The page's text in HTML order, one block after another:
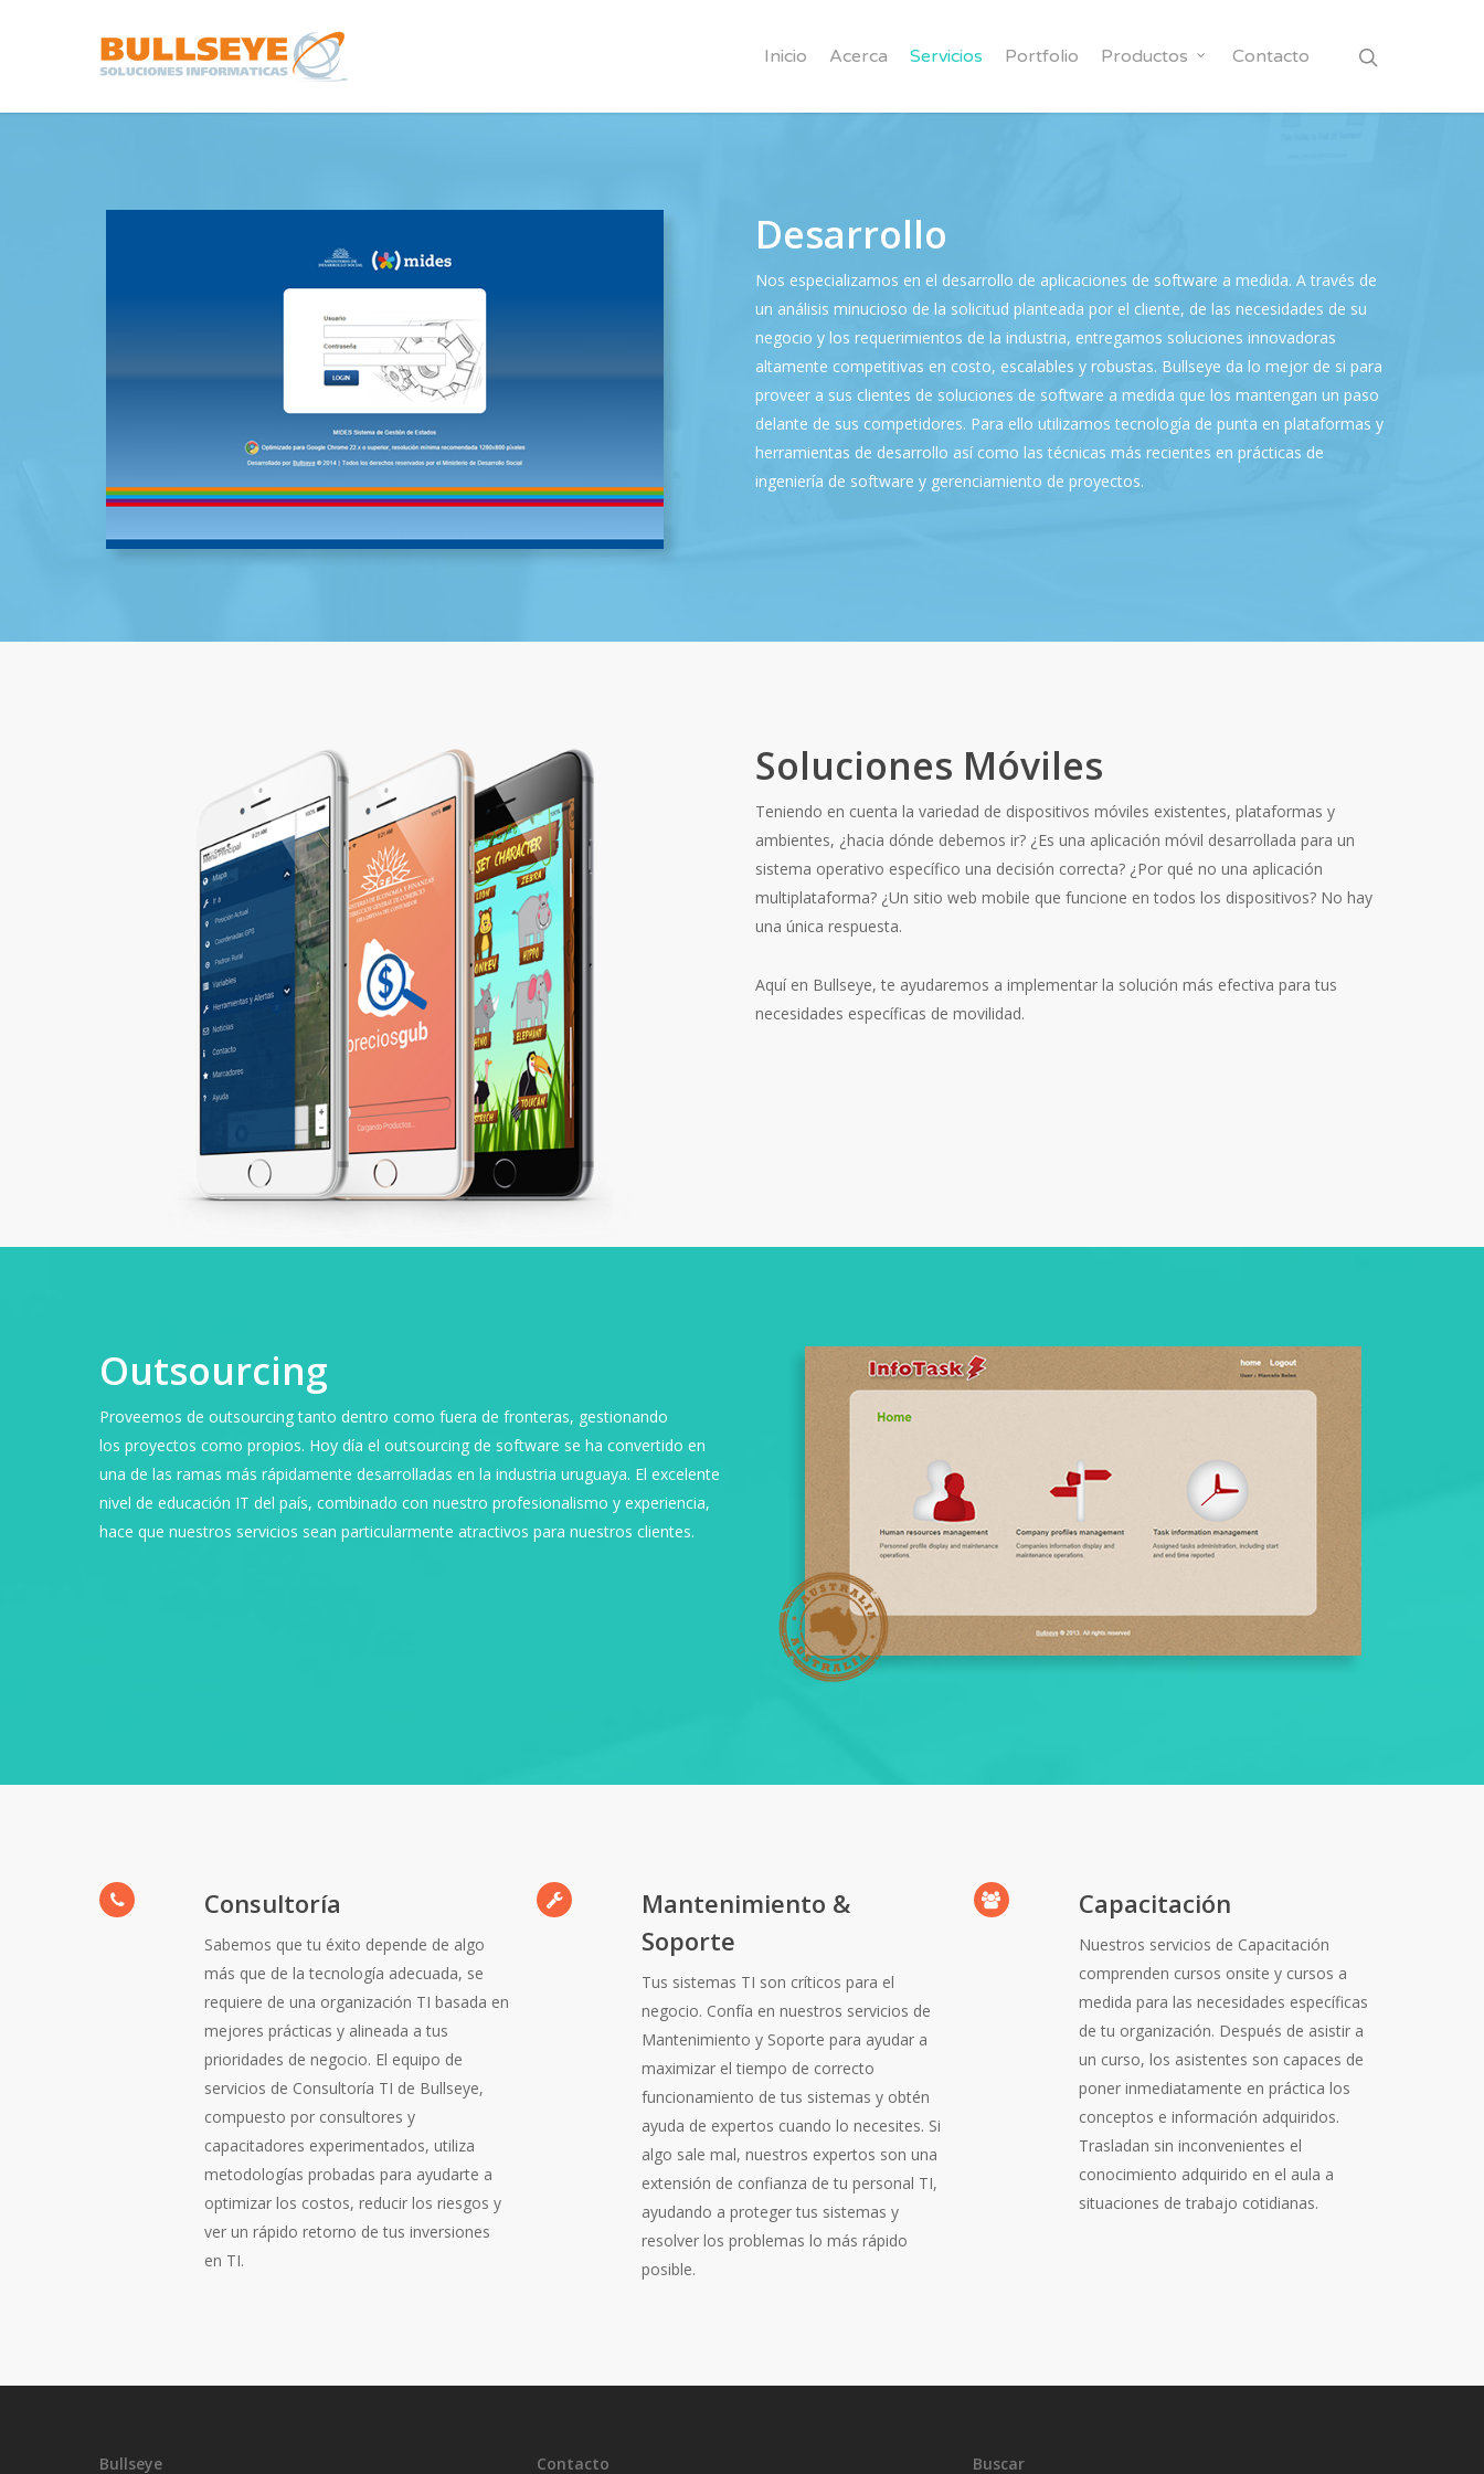
Inicio Acerca Servicios Portfolio Productos Contacto
Desarrollo
Nos especializamos en el desarrollo de aplicaciones de software a medida. A través de
un análisis minucioso de la solicitud planteada por el cliente, de las necesidades de su
negocio y los requerimientos de la industria, entregamos soluciones innovadoras
altamente competitivas en costo, escalables y robustas. Bullseye da lo mejor de si para
proveer a sus clientes de soluciones de software a medida que los mantengan un paso
delante de sus competidores. Para ello utilizamos tecnología de punta en plataformas y
herramientas de desarrollo así como las técnicas más recientes en prácticas de
ingeniería de software y gerenciamiento de proyectos.
Soluciones Móviles
Teniendo en cuenta la variedad de dispositivos móviles existentes, plataformas y
ambientes, ¿hacia dónde debemos ir? ¿Es una aplicación móvil desarrollada para un
sistema operativo específico una decisión correcta? ¿Por qué no una aplicación
multiplataforma? ¿Un sitio web mobile que funcione en todos los dispositivos? No hay
una única respuesta.
Aquí en Bullseye, te ayudaremos a implementar la solución más efectiva para tus
necesidades específicas de movilidad.
Outsourcing
Proveemos de outsourcing tanto dentro como fuera de fronteras, gestionando
los proyectos como propios. Hoy día el outsourcing de software se ha convertido en
una de las ramas más rápidamente desarrolladas en la industria uruguaya. El excelente
nivel de educación IT del país, combinado con nuestro profesionalismo y experiencia,
hace que nuestros servicios sean particularmente atractivos para nuestros clientes.
Consultoría
Sabemos que tu éxito depende de algo
más que de la tecnología adecuada, se
requiere de una organización TI basada en
mejores prácticas y alineada a tus
prioridades de negocio. El equipo de
servicios de Consultoría TI de Bullseye,
compuesto por consultores y
capacitadores experimentados, utiliza
metodologías probadas para ayudarte a
optimizar los costos, reducir los riesgos y
ver un rápido retorno de tus inversiones
en TI.
Mantenimiento &
Soporte
Tus sistemas TI son críticos para el
negocio. Confía en nuestros servicios de
Mantenimiento y Soporte para ayudar a
maximizar el tiempo de correcto
funcionamiento de tus sistemas y obtén
ayuda de expertos cuando lo necesites. Si
algo sale mal, nuestros expertos son una
extensión de confianza de tu personal TI,
ayudando a proteger tus sistemas y
resolver los problemas lo más rápido
posible.
Capacitación
Nuestros servicios de Capacitación
comprenden cursos onsite y cursos a
medida para las necesidades específicas
de tu organización. Después de asistir a
un curso, los asistentes son capaces de
poner inmediatamente en práctica los
conceptos e información adquiridos.
Trasladan sin inconvenientes el
conocimiento adquirido en el aula a
situaciones de trabajo cotidianas.
Bullseye Contacto Buscar